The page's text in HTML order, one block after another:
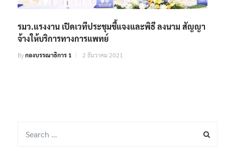
รมว.แรงงาน เปิดเวทีประชุมชี้แจงและพิธี ลงนาม สัญญา
จ้างให้บริการทางการแพทย์
Byกองบรรณาธิการ 1 2 ธันวาคม 2021